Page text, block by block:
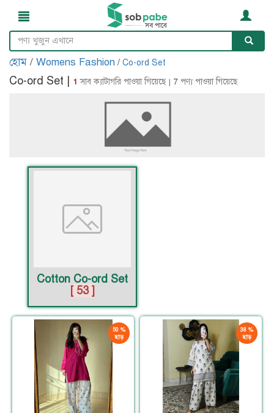
হোম / Womens Fashion / Co-ord Set
Co-ord Set | 1সাব ক্যাটাগরি পাওয়া গিয়েছে | 7 পণ্য পাওয়া গিয়েছে
Cotton Co-ord Set
[ 53 ]
50 %
ছাড়
38 %
ছাড়